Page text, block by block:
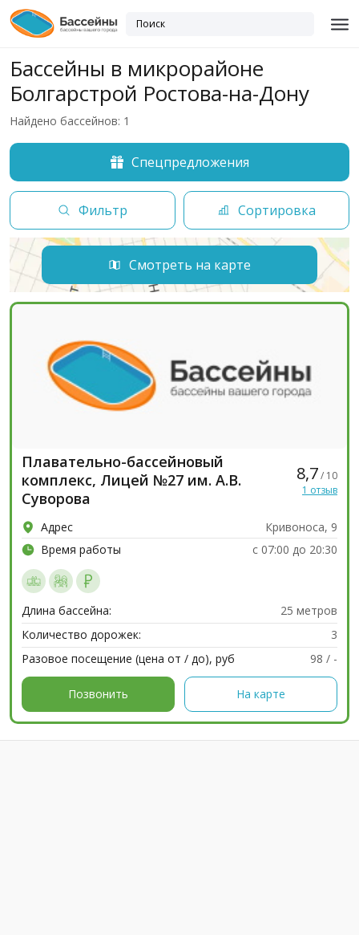
Бассейны в микрорайоне
Болгарстрой Ростова-на-Дону
Найдено бассейнов: 1
Спецпредложения
Фильтр Сортировка
Смотреть на карте
Плавательно-бассейновый
комплекс, Лицей №27 им. А.В.
Суворова
8,7/ 10
1 отзыв
Адрес
Кривоноса, 9
Время работы
с 07:00 до 20:30
Длина бассейна:
25 метров
Количество дорожек:
3
Разовое посещение (цена от / до), руб
98 / -
Позвонить На карте